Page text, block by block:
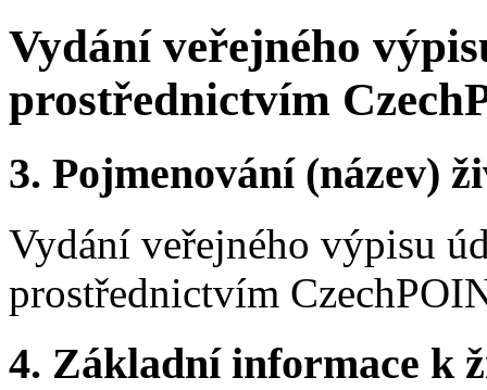
Vydání veřejného
prostřednictvím
3. Pojmenování (název)
Vydání veřejného výpisu
prostřednictvím
4. Základní informace k